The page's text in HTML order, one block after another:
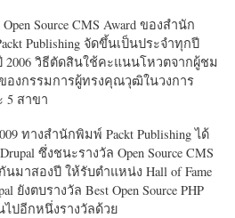
Source CMS Award ของสำนัก
Publishing จัดขึ้นเป็นประจำทุกปี
2006 วิธีตัดสินใช้คะแนนโหวตจากผู้ชม
องกรรมการผู้ทรงคุณวุฒิในวงการ
5 สาขา
ทางสำนักพิมพ์ Packt Publishing ได้
ซึ่งชนะรางวัล Open Source CMS
นมาสองปี ให้รับตำแหน่ง Hall of Fame
ยังตบรางวัล Best Open Source PHP
ไปอีกหนึ่งรางวัลด้วย